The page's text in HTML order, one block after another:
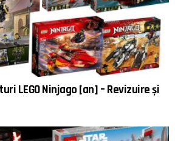
LEGO Ninjago [an] – Revizuire și